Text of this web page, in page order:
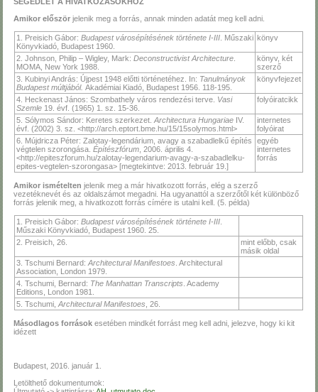
Amikor először jelenik meg a forrás, annak minden adatát meg kell adni.
1. Preisich Gábor:Budapest városépítésének története I-III . Műszaki
Könyvkiadó, Budapest 1960.
könyv
2. Johnson, Philip – Wigley, Mark:Deconstructivist Architecture
MOMA, New York 1988.
könyv, két
szerző
3. Kubinyi András: Újpest 1948 előtti történetéhez. In: Tanulmányok
Budapest múltjából. Akadémiai Kiadó, Budapest 1956. 118-195.
könyvfejezet
4. Heckenast János: Szombathely város rendezési terve. Vasi
Szemle 19. évf. (1965) 1. sz. 15-36.
folyóiratcikk
5. Sólymos Sándor: Keretes szerkezet.Architectura Hungariae IV.
évf. (2002) 3. sz. <http://arch.eptort.bme.hu/15/15solymos.html>
internetes
folyóirat
6. Mújdricza Péter: Zalotay-legendárium, avagy a szabadlelkű építés
végtelen szorongása.Építészfórum , 2006. április 4.
<http://epiteszforum.hu/zalotay-legendarium-avagy-a-szabadlelku-
epites-vegtelen-szorongasa> [megtekintve: 2013. február 19.]
egyéb
internetes
forrás
Amikor ismételten jelenik meg a már hivatkozott forrás, elég a szerző
vezetéknevét és az oldalszámot megadni. Ha ugyanattól a szerzőtől két különböző
forrás jelenik meg, a hivatkozott forrás címére is utalni kell. (5. példa)
1. Preisich Gábor:Budapest városépítésének története I-III
Műszaki Könyvkiadó, Budapest 1960. 25.
2. Preisich, 26.
mint előbb, csak
másik oldal
3. Tschumi Bernard:Architectural Manifestoes . Architectural
Association, London 1979.
4. Tschumi, Bernard: The Manhattan Transcripts . Academy
Editions, London 1981.
5. Tschumi,Architectural Manifestoes , 26.
Másodlagos forrásokesetében mindkét forrást meg kell adni, jelezve, hogy ki kit
idézett
Budapest, 2016. január 1.
Letölthető dokumentumok: